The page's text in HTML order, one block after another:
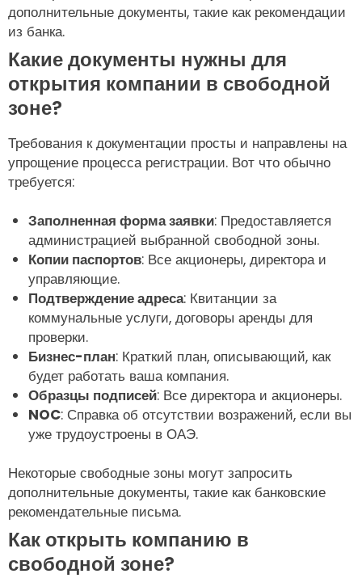
дополнительные документы, такие как рекомендации
из банка.
Какие документы нужны для
открытия компании в свободной
зоне?
Требования к документации просты и направлены на
упрощение процесса регистрации. Вот что обычно
требуется:
Заполненная форма заявки: Предоставляется
администрацией выбранной свободной зоны.
Копии паспортов: Все акционеры, директора и
управляющие.
Подтверждение адреса: Квитанции за
коммунальные услуги, договоры аренды для
проверки.
Бизнес-план: Краткий план, описывающий, как
будет работать ваша компания.
Образцы подписей: Все директора и акционеры.
NOC: Справка об отсутствии возражений, если вы
уже трудоустроены в ОАЭ.
Некоторые свободные зоны могут запросить
дополнительные документы, такие как банковские
рекомендательные письма.
Как открыть компанию в
свободной зоне?